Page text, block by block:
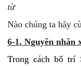
từ
Nào chúng ta hãy
6-1. Nguyên nhân
Trong cách bố trí